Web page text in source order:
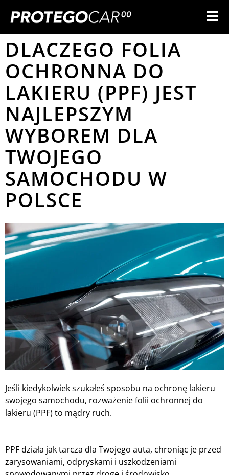
DLACZEGO FOLIA
OCHRONNA DO
LAKIERU (PPF) JEST
NAJLEPSZYM
WYBOREM DLA
TWOJEGO
SAMOCHODU W
POLSCE
Jeśli kiedykolwiek szukałeś sposobu na ochronę lakieru
swojego samochodu, rozważenie folii ochronnej do
lakieru (PPF) to mądry ruch.
PPF działa jak tarcza dla Twojego auta, chroniąc je przed
zarysowaniami, odpryskami i uszkodzeniami